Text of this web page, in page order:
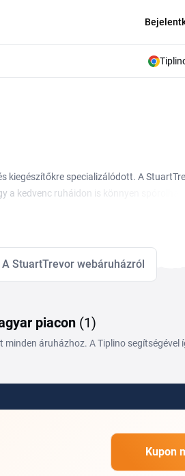
kiegészítőkre specializálódott. A
a kedvenc ruháidon is könnyen
A StuartTrevor webáruházról
piacon (1)
áruházhoz. A Tiplino
Kupon